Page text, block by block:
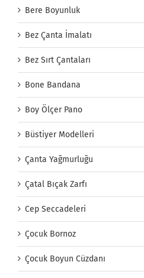
Bere Boyunluk
Bez Çanta İmalatı
Bez Sırt Çantaları
Bone Bandana
Boy Ölçer Pano
Büstiyer Modelleri
Çanta Yağmurluğu
Çatal Bıçak Zarfı
Cep Seccadeleri
Çocuk Bornoz
Çocuk Boyun Cüzdanı